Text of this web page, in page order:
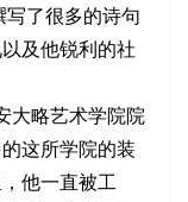
了很多的诗句
及他锐利的社
大略艺术学院院
这所学院的装
他一直被工